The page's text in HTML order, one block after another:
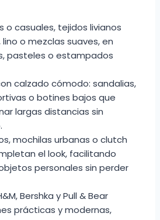
o casuales, tejidos livianos
o mezclas suaves, en
pasteles o estampados
calzado cómodo: sandalias,
o botines bajos que
largas distancias sin
mochilas urbanas o clutch
el look, facilitando
personales sin perder
Bershka y Pull & Bear
prácticas y modernas,